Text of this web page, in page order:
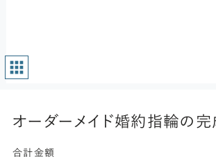
オーダーメイド婚約指輪の完
合計金額